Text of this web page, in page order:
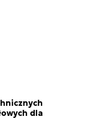
dla